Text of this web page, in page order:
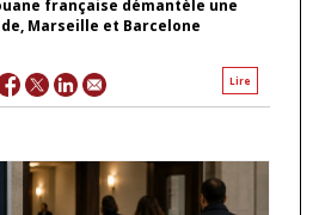
française démantèle une
Marseille et Barcelone
Lire